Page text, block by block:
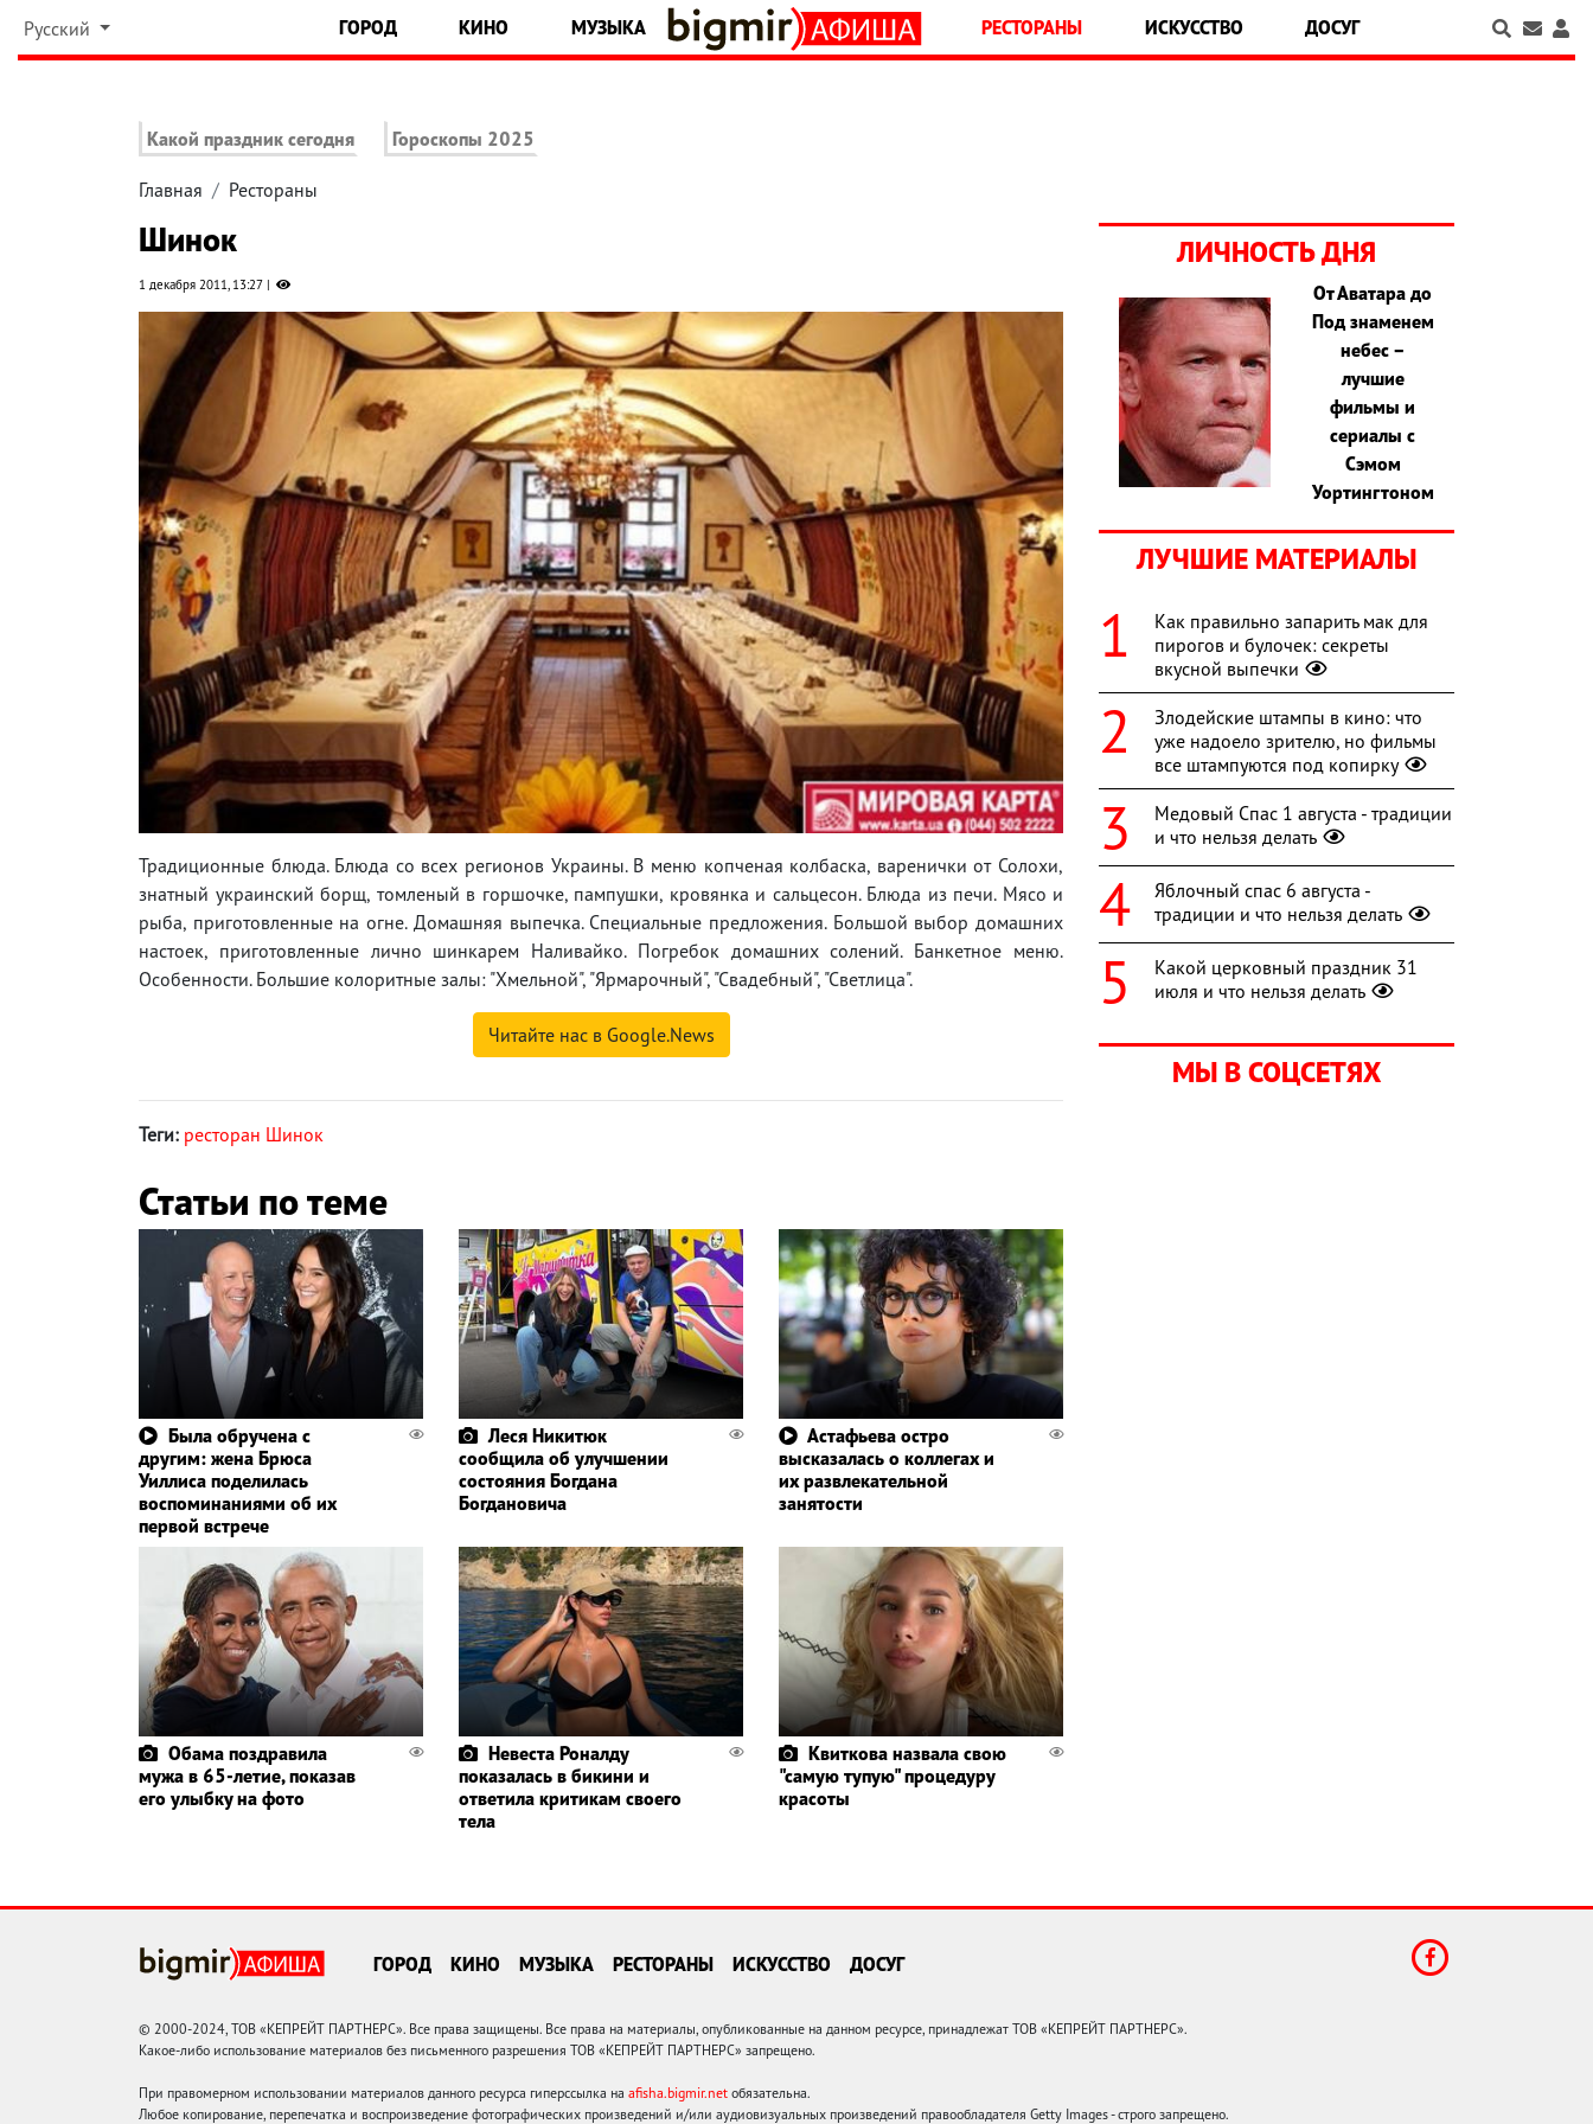
Русский ГОРОД КИНО МУЗЫКА РЕСТОРАНЫ ИСКУССТВО ДОСУГ
Какой праздник сегодня Гороскопы 2025
Главная Рестораны
Шинок
1 декабря 2011, 13:27
Традиционные блюда. Блюда со всех регионов Украины. В меню копченая колбаска, варенички от Солохи,
знатный украинский борщ, томленый в горшочке, пампушки, кровянка и сальцесон. Блюда из печи. Мясо и
рыба, приготовленные на огне. Домашняя выпечка. Специальные предложения. Большой выбор домашних
настоек, приготовленные лично шинкарем Наливайко. Погребок домашних солений. Банкетное меню.
Особенности. Большие колоритные залы: "Хмельной", "Ярмарочный", "Свадебный", "Светлица".
Читайте нас в Google.News
Теги: ресторан Шинок
Статьи по теме
Была обручена с
другим: жена Брюса
Уиллиса поделилась
воспоминаниями об их
первой встрече
Леся Никитюк
сообщила об улучшении
состояния Богдана
Богдановича
Астафьева остро
высказалась о коллегах и
их развлекательной
занятости
Обама поздравила
мужа в 65-летие, показав
его улыбку на фото
Невеста Роналду
показалась в бикини и
ответила критикам своего
тела
Квиткова назвала свою
"самую тупую" процедуру
красоты
ЛИЧНОСТЬ ДНЯ
От Аватара до
Под знаменем
небес –
лучшие
фильмы и
сериалы с
Сэмом
Уортингтоном
ЛУЧШИЕ МАТЕРИАЛЫ
Как правильно запарить мак для
пирогов и булочек: секреты
вкусной выпечки
Злодейские штампы в кино: что
уже надоело зрителю, но фильмы
все штампуются под копирку
Медовый Спас 1 августа - традиции
и что нельзя делать
Яблочный спас 6 августа -
традиции и что нельзя делать
Какой церковный праздник 31
июля и что нельзя делать
МЫ В СОЦСЕТЯХ
ГОРОД КИНО МУЗЫКА РЕСТОРАНЫ ИСКУССТВО ДОСУГ
© 2000-2024, ТОВ «КЕПРЕЙТ ПАРТНЕРС». Все права защищены. Все права на материалы, опубликованные на данном ресурсе, принадлежат ТОВ «КЕПРЕЙТ ПАРТНЕРС».
Какое-либо использование материалов без письменного разрешения ТОВ «КЕПРЕЙТ ПАРТНЕРС» запрещено.
При правомерном использовании материалов данного ресурса гиперссылка на afisha.bigmir.net обязательна.
Любое копирование, перепечатка и воспроизведение фотографических произведений и/или аудиовизуальных произведений правообладателя Getty Images - строго запрещено.